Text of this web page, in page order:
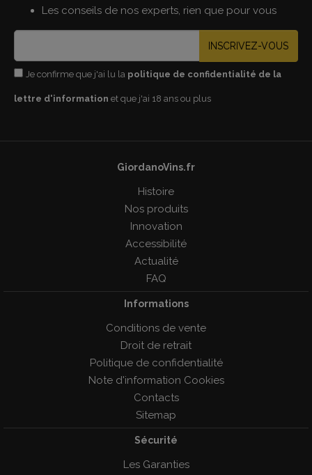
Les conseils de nos experts, rien que pour vous
INSCRIVEZ-VOUS
Je confirme que j'ai lu la politique de confidentialité de la
lettre d'information et que j'ai 18 ans ou plus
GiordanoVins.fr
Histoire
Nos produits
Innovation
Accessibilité
Actualité
FAQ
Informations
Conditions de vente
Droit de retrait
Politique de confidentialité
Note d'information Cookies
Contacts
Sitemap
Sécurité
Les Garanties